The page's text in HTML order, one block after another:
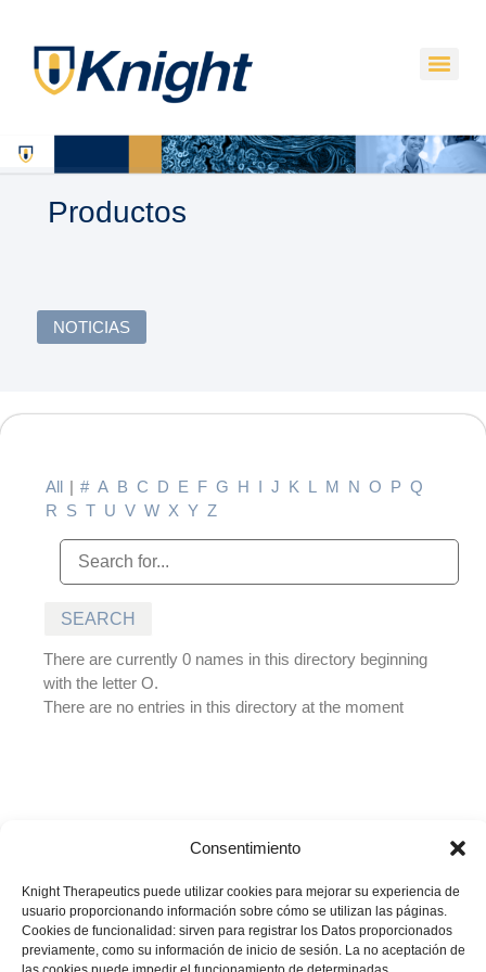
Consentimiento
Knight Therapeutics puede utilizar cookies para mejorar su experiencia de
usuario proporcionando información sobre cómo se utilizan las páginas.
Cookies de funcionalidad: sirven para registrar los Datos proporcionados
previamente, como su información de inicio de sesión. La no aceptación de
Productos
NOTICIAS
All | # A B C D E F G H I J K L M N O P Q
R S T U V W X Y Z
There are currently 0 names in this directory beginning
with the letter O.
There are no entries in this directory at the moment
© Biotoscana Ecuador S.A. Todos los derechos reservados.
La información presentada es desarrollada con un propósito
informativo y no debe ser utilizada para realizar diagnósticos o definir
el tratamiento para alguna condición médica. Recuerde siempre